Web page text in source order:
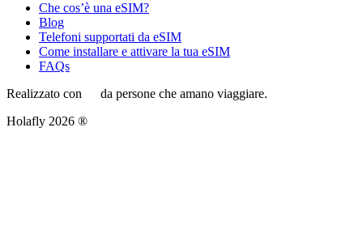
Che cos’è una eSIM?
Blog
Telefoni supportati da eSIM
Come installare e attivare la tua eSIM
FAQs
Realizzato con
da persone che amano viaggiare.
Holafly 2026 ®